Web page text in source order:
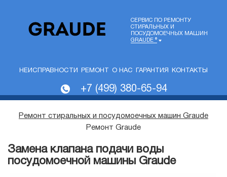
СЕРВИС ПО РЕМОНТУ
СТИРАЛЬНЫХ И
ПОСУДОМОЕЧНЫХ МАШИН
GRAUDE ®
НЕИСПРАВНОСТИ РЕМОНТ О НАС ГАРАНТИЯ КОНТАКТЫ
+7 (499) 380-65-94
Ремонт стиральных и посудомоечных машин Graude
Ремонт Graude
Замена клапана подачи воды
посудомоечной машины Graude